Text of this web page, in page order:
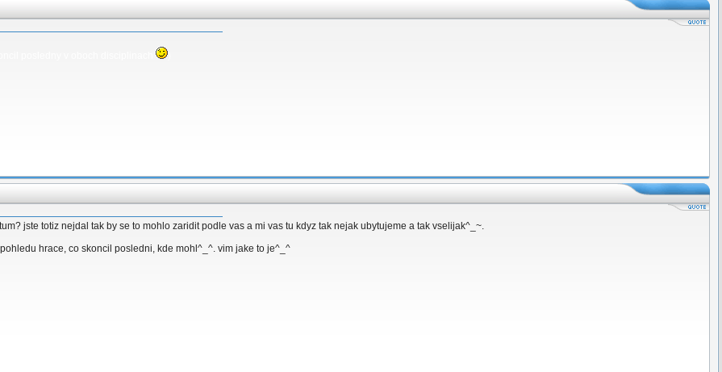
jste totiz nejdal tak by se to mohlo zaridit podle vas a mi vas tu kdyz tak nejak ubytujeme a tak vselijak^_~.
hrace, co skoncil posledni, kde mohl^_^. vim jake to je^_^